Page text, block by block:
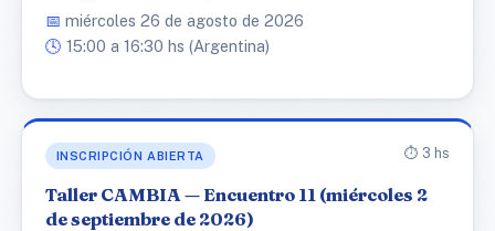
📅 miércoles 26 de agosto de 2026
🕓 15:00 a 16:30 hs (Argentina)
INSCRIPCIÓN ABIERTA ⏱️ 3 hs
Taller CAMBIA — Encuentro 11 (miércoles 2
de septiembre de 2026)